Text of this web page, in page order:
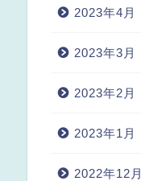
2023年4月
2023年3月
2023年2月
2023年1月
2022年12月